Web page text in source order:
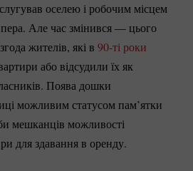
оселею і робочим місцем
пера. Але час змінився — цього
жителів, які в 90-ті роки
або відсудили їх як
Поява дошки
можливим статусом пам’ятки
мешканців можливості
для здавання в оренду.